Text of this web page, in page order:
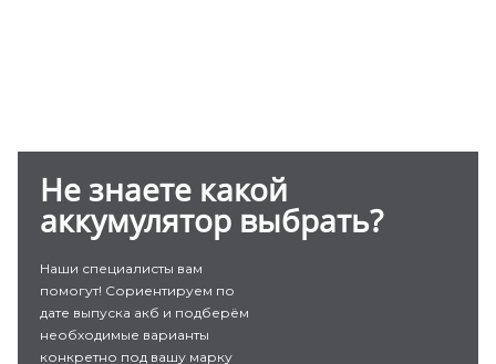
Не знаете какой
аккумулятор выбрать?
Наши специалисты вам
помогут! Сориентируем по
дате выпуска акб и подберём
необходимые варианты
конкретно под вашу марку